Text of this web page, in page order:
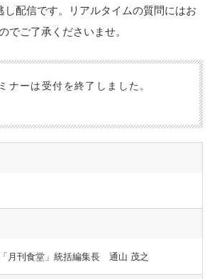
し配信です。リアルタイムの質問にはお
でご了承くださいませ。
ナーは受付を終了しました。
月刊食堂」統括編集長 通山 茂之